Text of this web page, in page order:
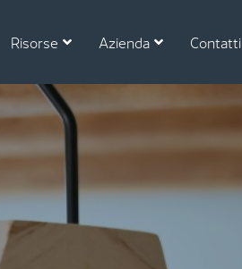
Risorse Azienda Contatti